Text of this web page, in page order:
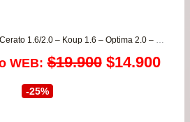
Sensor cigueñal para Kia Cerato 1.6/2.0 – Koup 1.6 – Optima 2.0 – Carens 2.0 desde 2010 a 2019
WEB: $19.900 El
$14.900El
-25%